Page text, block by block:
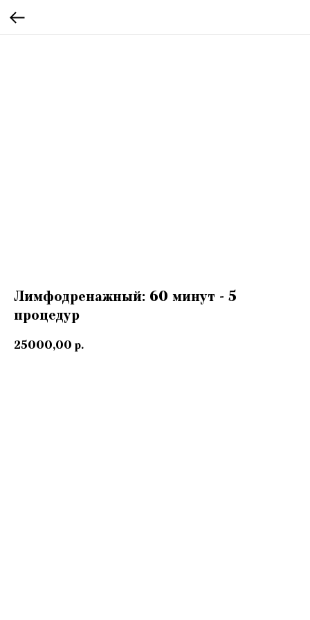
Лимфодренажный: 60 минут - 5
процедур
25000,00 р.